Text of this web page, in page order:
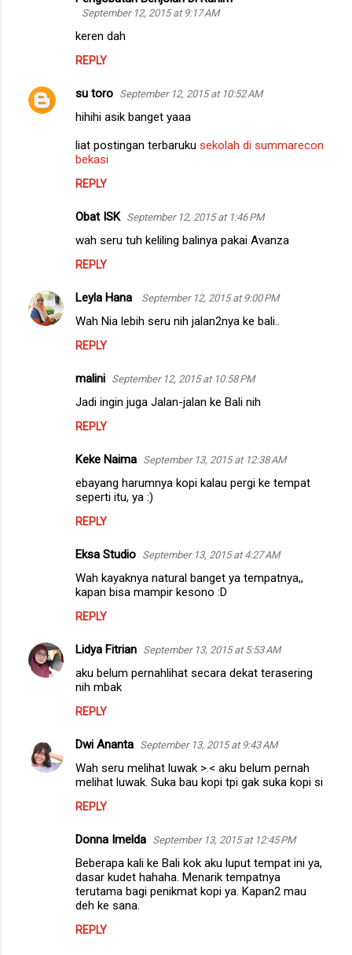
September 12, 2015 at 9:17 AM
keren dah
REPLY
su toro September 12, 2015 at 10:52 AM
hihihi asik banget yaaa
liat postingan terbaruku sekolah di summarecon
bekasi
REPLY
Obat ISK September 12, 2015 at 1:46 PM
wah seru tuh keliling balinya pakai Avanza
REPLY
Leyla Hana September 12, 2015 at 9:00 PM
Wah Nia lebih seru nih jalan2nya ke bali..
REPLY
malini September 12, 2015 at 10:58 PM
Jadi ingin juga Jalan-jalan ke Bali nih
REPLY
Keke Naima September 13, 2015 at 12:38 AM
ebayang harumnya kopi kalau pergi ke tempat
seperti itu, ya :)
REPLY
Eksa Studio September 13, 2015 at 4:27 AM
Wah kayaknya natural banget ya tempatnya,,
kapan bisa mampir kesono :D
REPLY
Lidya Fitrian September 13, 2015 at 5:53 AM
aku belum pernahlihat secara dekat terasering
nih mbak
REPLY
Dwi Ananta September 13, 2015 at 9:43 AM
Wah seru melihat luwak >.< aku belum pernah
melihat luwak. Suka bau kopi tpi gak suka kopi si
REPLY
Donna Imelda September 13, 2015 at 12:45 PM
Beberapa kali ke Bali kok aku luput tempat ini ya,
dasar kudet hahaha. Menarik tempatnya
terutama bagi penikmat kopi ya. Kapan2 mau
deh ke sana.
REPLY